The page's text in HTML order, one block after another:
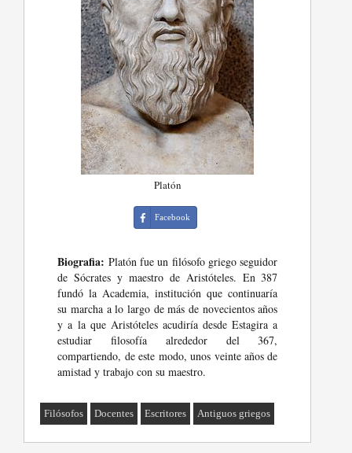
Platón
Facebook
Biografia: Platón fue un filósofo griego seguidor
de Sócrates y maestro de Aristóteles. En 387
fundó la Academia, institución que continuaría
su marcha a lo largo de más de novecientos años
y a la que Aristóteles acudiría desde Estagira a
estudiar filosofía alrededor del 367,
compartiendo, de este modo, unos veinte años de
amistad y trabajo con su maestro.
Filósofos Docentes Escritores Antiguos griegos